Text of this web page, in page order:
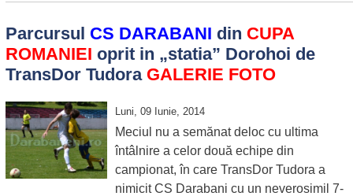
Parcursul CS DARABANI din CUPA
ROMANIEI oprit in „statia” Dorohoi de
TransDor Tudora GALERIE FOTO
Luni, 09 Iunie, 2014
Meciul nu a semănat deloc cu ultima
întâlnire a celor două echipe din
campionat, în care TransDor Tudora a
nimicit CS Darabani cu un neverosimil 7-